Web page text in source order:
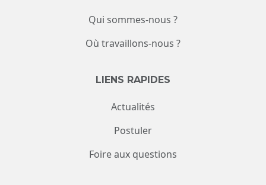
Qui sommes-nous ?
Où travaillons-nous ?
LIENS RAPIDES
Actualités
Postuler
Foire aux questions